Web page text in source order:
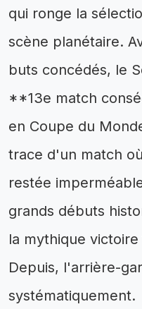
qui ronge la
scène planétaire.
buts concédés, le
**13e match
en Coupe du
trace d'un match
restée
grands débuts
la mythique
Depuis, l'arrière-
systématiquement.